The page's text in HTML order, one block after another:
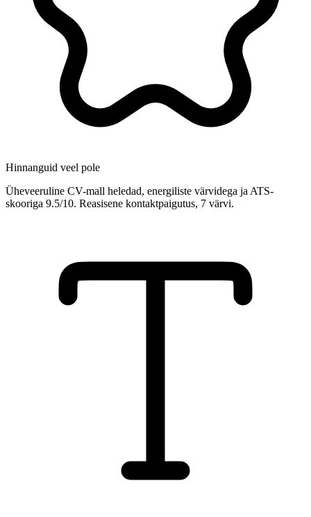
Hinnanguid veel pole
Üheveeruline CV-mall heledad, energiliste värvidega ja ATS-
skooriga 9.5/10. Reasisene kontaktpaigutus, 7 värvi.